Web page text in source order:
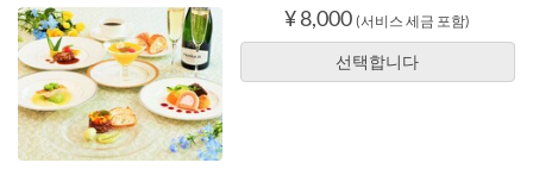
¥ 8,000 (서비스 세금 포함)
선택합니다